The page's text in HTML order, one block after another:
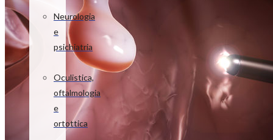
Neurologia
e
psichiatria
Oculistica,
oftalmologia
e
ortottica